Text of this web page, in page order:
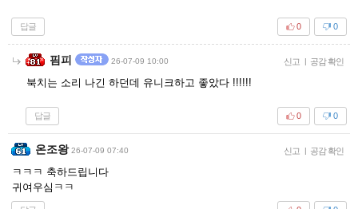
답글 0
0
핌피 26-07-09 10:00 신고 | 공감 확인
북치는 소리 나긴 하던데 유니크하고 좋았다 !!!!!!
답글 0
0
온조왕 26-07-09 07:40 신고 | 공감 확인
ㅋㅋㅋ 축하드립니다
귀여우심ㅋㅋ